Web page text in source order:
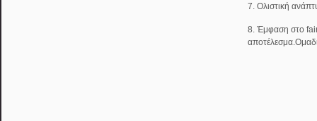
7. Ολιστική
8. Έμφαση στο fair